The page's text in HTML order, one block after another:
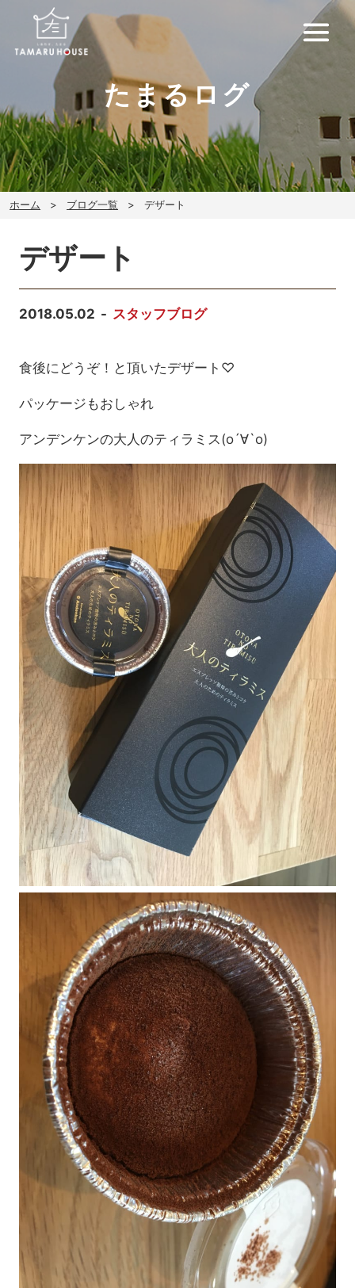
たまるログ
ホーム ブログ一覧 デザート
デザート
2018.05.02 スタッフブログ
食後にどうぞ！と頂いたデザート♡
パッケージもおしゃれ
アンデンケンの大人のティラミス(о´∀`о)